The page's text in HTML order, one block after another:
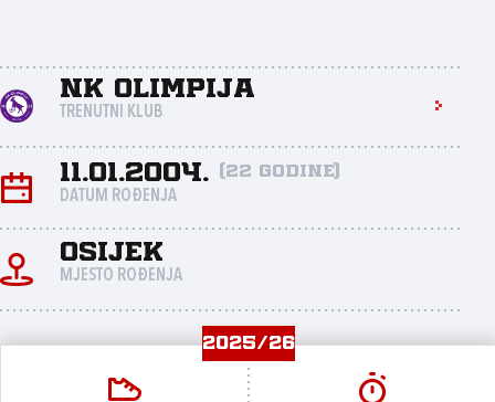
NK Olimpija
TRENUTNI KLUB
11.01.2004. (22 godine)
DATUM ROĐENJA
Osijek
MJESTO ROĐENJA
2025/26